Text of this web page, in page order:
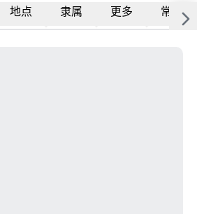
地点 隶属 更多 常见问